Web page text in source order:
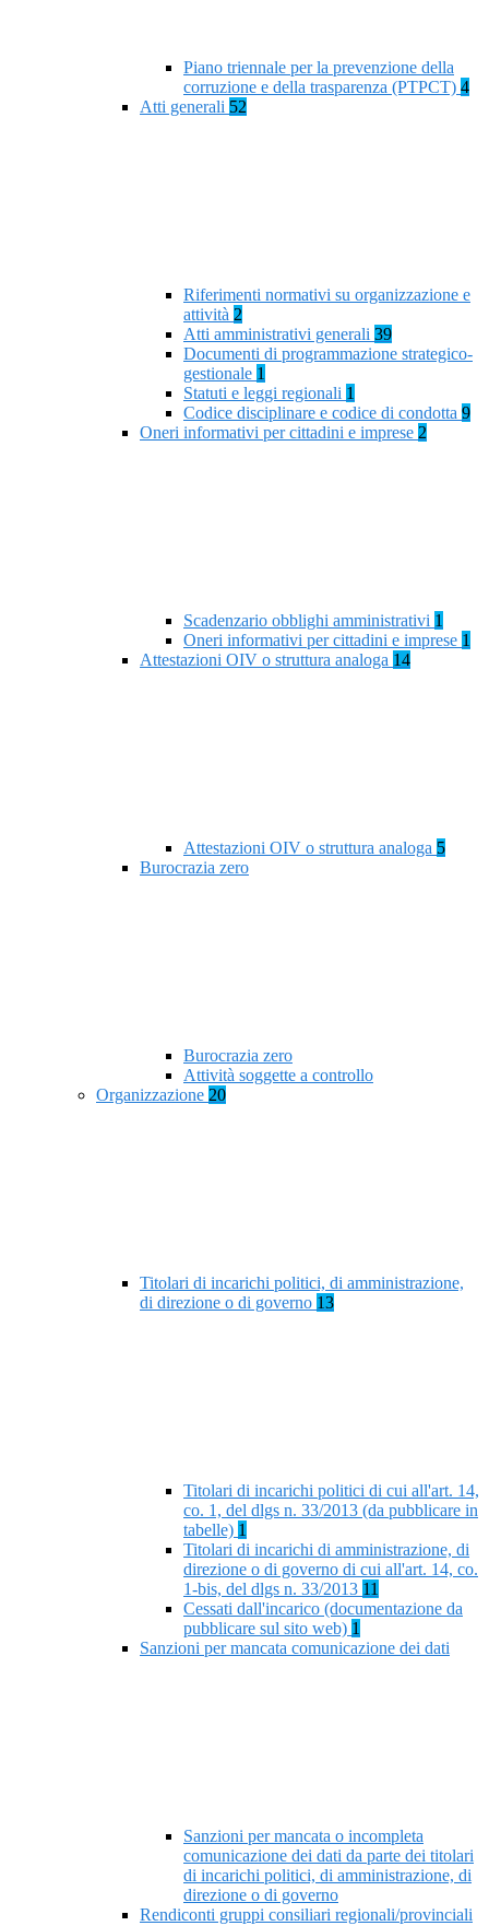
Piano triennale per la prevenzione della
corruzione e della trasparenza (PTPCT) 4
Atti generali 52
Riferimenti normativi su organizzazione e
attività 2
Atti amministrativi generali 39
Documenti di programmazione strategico-
gestionale 1
Statuti e leggi regionali 1
Codice disciplinare e codice di condotta 9
Oneri informativi per cittadini e imprese 2
Scadenzario obblighi amministrativi 1
Oneri informativi per cittadini e imprese 1
Attestazioni OIV o struttura analoga 14
Attestazioni OIV o struttura analoga 5
Burocrazia zero
Burocrazia zero
Attività soggette a controllo
Organizzazione 20
Titolari di incarichi politici, di amministrazione,
di direzione o di governo 13
Titolari di incarichi politici di cui all'art. 14,
co. 1, del dlgs n. 33/2013 (da pubblicare in
tabelle) 1
Titolari di incarichi di amministrazione, di
direzione o di governo di cui all'art. 14, co.
1-bis, del dlgs n. 33/2013 11
Cessati dall'incarico (documentazione da
pubblicare sul sito web) 1
Sanzioni per mancata comunicazione dei dati
Sanzioni per mancata o incompleta
comunicazione dei dati da parte dei titolari
di incarichi politici, di amministrazione, di
direzione o di governo
Rendiconti gruppi consiliari regionali/provinciali